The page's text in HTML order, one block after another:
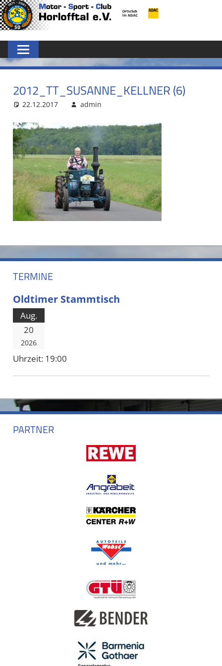
Zum
Inhalt
MSC
HORLOFFTAL
E.V.
2012_TT_SUSANNE_KELLNER (6)
22.12.2017 admin
TERMINE
Oldtimer Stammtisch
Aug.
20
2026
Uhrzeit: 19:00
PARTNER